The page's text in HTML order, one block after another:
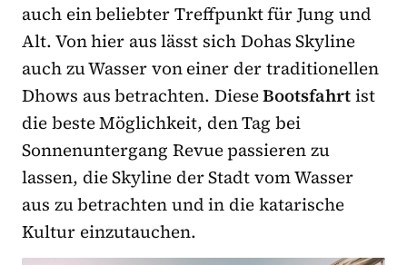
auch ein beliebter Treffpunkt für Jung und
Alt. Von hier aus lässt sich Dohas Skyline
auch zu Wasser von einer der traditionellen
Dhows aus betrachten. DieseBootsfahrtist
die beste Möglichkeit, den Tag bei
Sonnenuntergang Revue passieren zu
lassen, die Skyline der Stadt vom Wasser
aus zu betrachten und in die katarische
Kultur einzutauchen.